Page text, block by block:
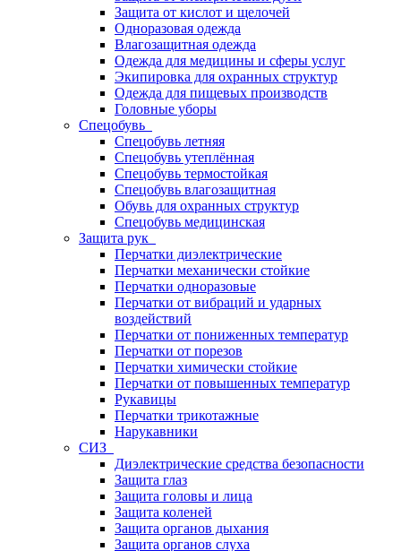
Защита от кислот и щелочей
Одноразовая одежда
Влагозащитная одежда
Одежда для медицины и сферы услуг
Экипировка для охранных структур
Одежда для пищевых производств
Головные уборы
Спецобувь
Спецобувь летняя
Спецобувь утеплённая
Спецобувь термостойкая
Спецобувь влагозащитная
Обувь для охранных структур
Спецобувь медицинская
Защита рук
Перчатки диэлектрические
Перчатки механически стойкие
Перчатки одноразовые
Перчатки от вибраций и ударных
воздействий
Перчатки от пониженных температур
Перчатки от порезов
Перчатки химически стойкие
Перчатки от повышенных температур
Рукавицы
Перчатки трикотажные
Нарукавники
СИЗ
Диэлектрические средства безопасности
Защита глаз
Защита головы и лица
Защита коленей
Защита органов дыхания
Защита органов слуха